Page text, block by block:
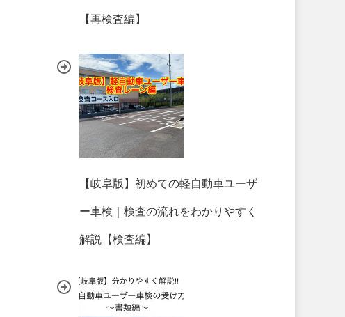
【再検査編】
【岐阜版】初めての軽自動車ユーザ
ー車検｜検査の流れをわかりやすく
解説【検査編】